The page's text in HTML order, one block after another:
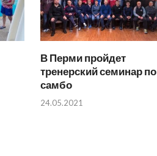
В Перми пройдет
тренерский семинар по
самбо
24.05.2021